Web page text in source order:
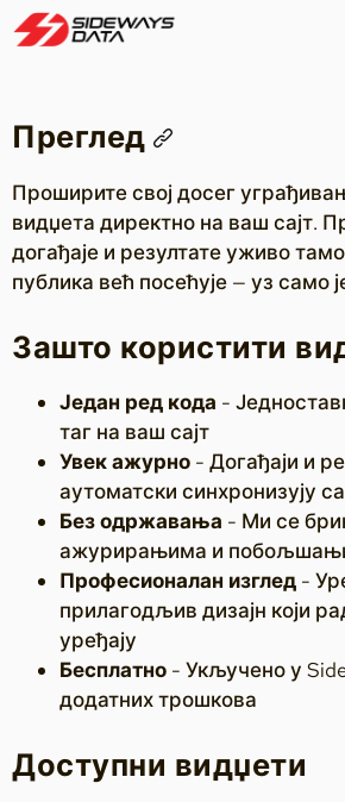
Преглед
Проширите свој досег
видџета директно на ваш сајт.
догађаје и резултате уживо
публика већ посећује — уз само
Зашто користити
Један ред кода -
таг на ваш сајт
Увек ажурно - Догађаји и
аутоматски синхронизују
Без одржавања - Ми се
ажурирањима и
Професионалан изглед -
прилагодљив дизајн који
уређају
Бесплатно - Укључено у
додатних трошкова
Доступни видџети